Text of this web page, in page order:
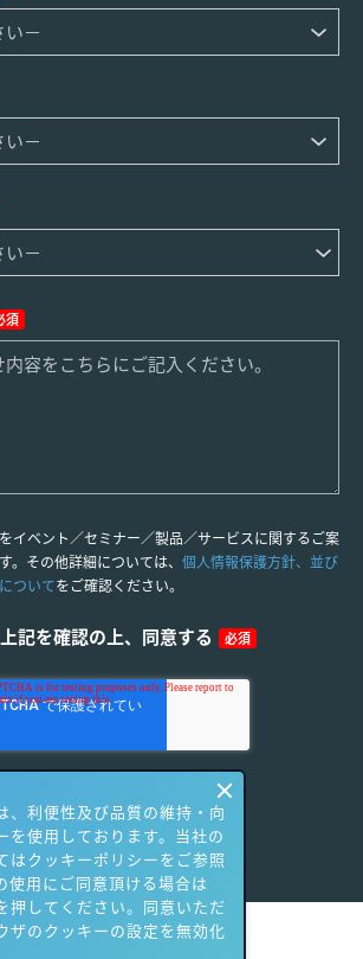
須
イベント／セミナー／製品／サービスに関するご案
。その他詳細については、 個人情報保護方針、並び
ついてをご確認ください。
上記を確認の上、同意する 必須
、利便性及び品質の維持・向
を使用しております。当社の
はクッキーポリシーをご参照
使用にご同意頂ける場合は
押してください。同意いただ
ザのクッキーの設定を無効化